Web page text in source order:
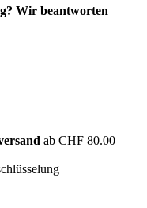
Wir beantworten
ab CHF 80.00